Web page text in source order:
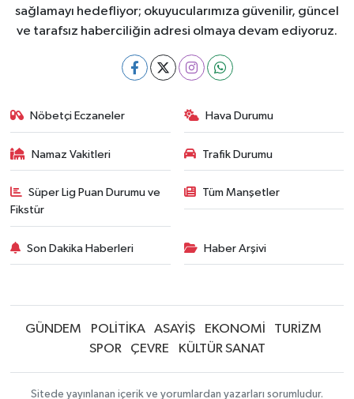
sağlamayı hedefliyor; okuyucularımıza güvenilir, güncel
ve tarafsız haberciliğin adresi olmaya devam ediyoruz.
Nöbetçi Eczaneler Hava Durumu
Namaz Vakitleri Trafik Durumu
Süper Lig Puan Durumu ve
Fikstür
Tüm Manşetler
Son Dakika Haberleri Haber Arşivi
GÜNDEM POLİTİKA ASAYİŞ EKONOMİ
TURİZM
SPOR
ÇEVRE KÜLTÜR SANAT
Sitede yayınlanan içerik ve yorumlardan yazarları sorumludur.